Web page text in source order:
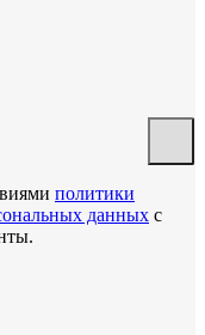
политики
данных с